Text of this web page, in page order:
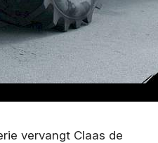
vervangt Claas de